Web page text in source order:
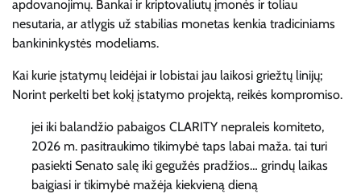
apdovanojimų. Bankai ir kriptovaliutų įmonės ir toliau
nesutaria, ar atlygis už stabilias monetas kenkia tradiciniams
bankininkystės modeliams.
Kai kurie įstatymų leidėjai ir lobistai jau laikosi griežtų linijų;
Norint perkelti bet kokį įstatymo projektą, reikės kompromiso.
jei iki balandžio pabaigos CLARITY nepraleis komiteto,
2026 m. pasitraukimo tikimybė taps labai maža. tai turi
pasiekti Senato salę iki gegužės pradžios… grindų laikas
baigiasi ir tikimybė mažėja kiekvieną dieną